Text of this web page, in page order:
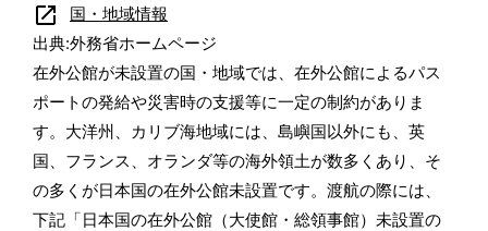
open_in_new
国・地域情報
出典:外務省ホームページ
在外公館が未設置の国・地域では、在外公館によるパス
ポートの発給や災害時の支援等に一定の制約がありま
す。大洋州、カリブ海地域には、島嶼国以外にも、英
国、フランス、オランダ等の海外領土が数多くあり、そ
の多くが日本国の在外公館未設置です。渡航の際には、
下記「日本国の在外公館（大使館・総領事館）未設置の